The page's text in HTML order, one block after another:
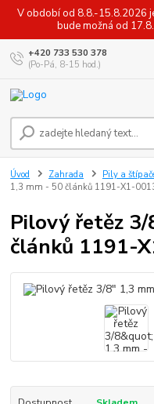
V období od 8.8.-15.8.2026
bude možná od
+420 733 530 378
(Po-Pá, 8-15 hod.)
Úvod Zahrada Pily a
1,3 mm - 50 článků 1191-X1-
Pilový řetěz
článků 1191-